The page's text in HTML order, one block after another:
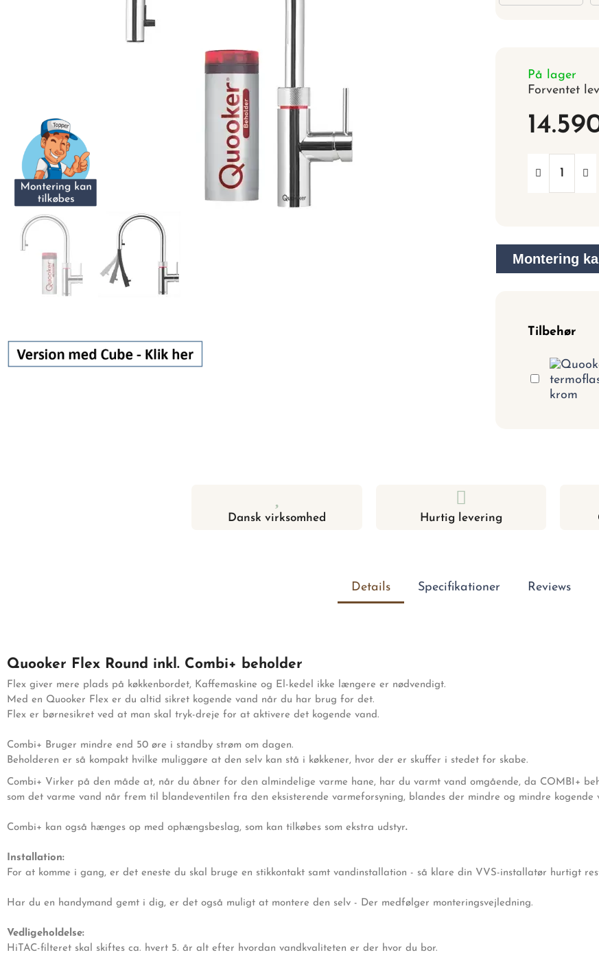
På lager
Forventet
Montering
Tilbehør
Dansk virksomhed Hurtig levering
Details Specifikationer Reviews
Quooker Flex Round inkl. Combi+ beholder
Flex giver mere plads på køkkenbordet, Kaffemaskine og El-kedel ikke længere er nødvendigt.
Med en Quooker Flex er du altid sikret kogende vand når du har brug for det.
Flex er børnesikret ved at man skal tryk-dreje for at aktivere det kogende vand.
Combi+ Bruger mindre end 50 øre i standby strøm om dagen.
Beholderen er så kompakt hvilke muliggøre at den selv kan stå i køkkener, hvor der er skuffer i stedet for skabe.
Combi+ Virker på den måde at, når du åbner for den almindelige varme hane, har du varmt vand omgående, da COMBI+
som det varme vand når frem til blandeventilen fra den eksisterende varmeforsyning, blandes der mindre og mindre kogende
Combi+ kan også hænges op med ophængsbeslag, som kan tilkøbes som ekstra udstyr.
Installation:
For at komme i gang, er det eneste du skal bruge en stikkontakt samt vandinstallation - så klare din VVS-installatør hurtigt
Har du en handymand gemt i dig, er det også muligt at montere den selv - Der medfølger monteringsvejledning.
Vedligeholdelse:
HiTAC-filteret skal skiftes ca. hvert 5. år alt efter hvordan vandkvaliteten er der hvor du bor.